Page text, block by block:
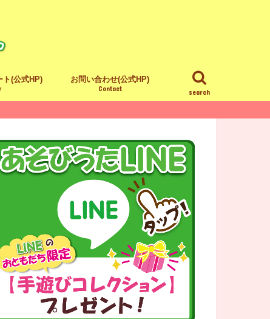
search
ト(公式HP) お問い合わせ(公式HP)
Contact